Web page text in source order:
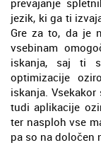
jezik, ki ga ti
Gre za to, da je
vsebinam
iskanja, saj ti
optimizacije
iskanja.
tudi aplikacije
ter nasploh vse
pa so na določen